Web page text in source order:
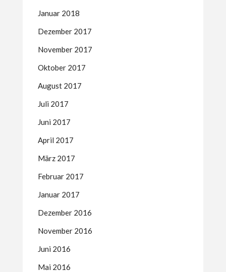
Januar 2018
Dezember 2017
November 2017
Oktober 2017
August 2017
Juli 2017
Juni 2017
April 2017
März 2017
Februar 2017
Januar 2017
Dezember 2016
November 2016
Juni 2016
Mai 2016